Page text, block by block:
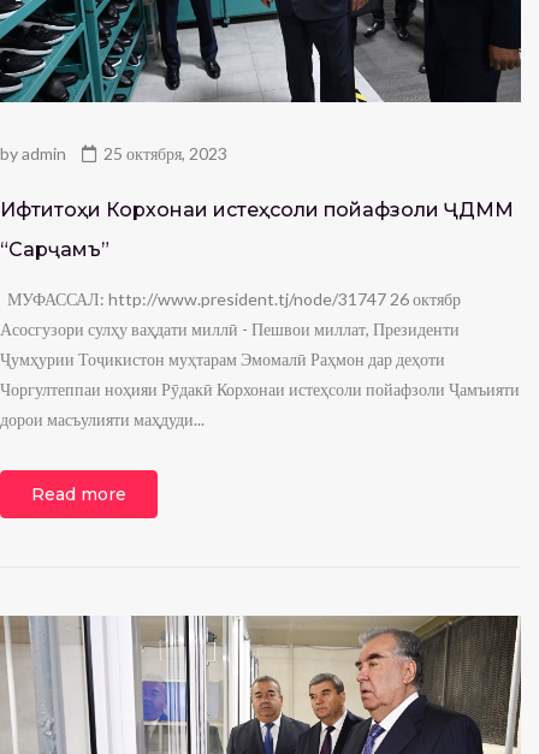
byadmin 25 октября, 2023
Ифтитоҳи Корхонаи истеҳсоли пойафзоли ҶДММ
“Сарҷамъ”
МУФАССАЛ: http://www.president.tj/node/31747 26 октябр
Асосгузори сулҳу ваҳдати миллӣ - Пешвои миллат, Президенти
Ҷумҳурии Тоҷикистон муҳтарам Эмомалӣ Раҳмон дар деҳоти
Чоргултеппаи ноҳияи Рӯдакӣ Корхонаи истеҳсоли пойафзоли Ҷамъияти
дорои масъулияти маҳдуди...
Read more